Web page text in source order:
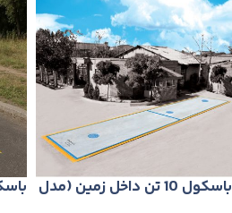
باسكول 10 تن داخل زمين (مدل